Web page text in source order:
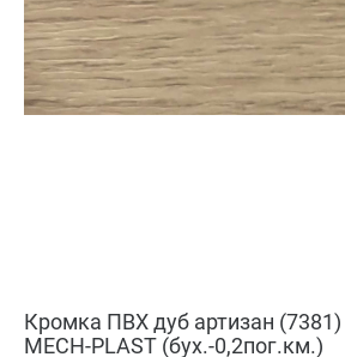
Кромка ПВХ дуб артизан
MECH-PLAST (бух.-0,2пог.км.)